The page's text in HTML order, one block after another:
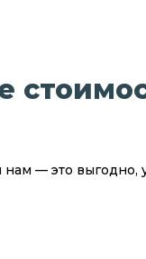
нам — это выгодно,